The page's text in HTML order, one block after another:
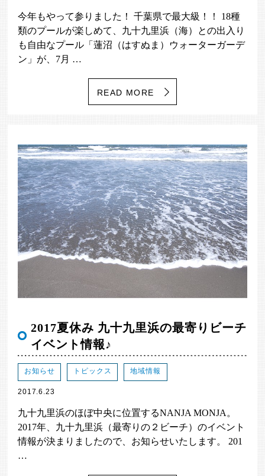
今年もやって参りました！ 千葉県で最大級！！ 18種
類のプールが楽しめて、九十九里浜（海）との出入り
も自由なプール「蓮沼（はすぬま）ウォーターガーデ
ン」が、7月 …
READ MORE
2017夏休み 九十九里浜の最寄りビーチ
イベント情報♪
お知らせ トピックス 地域情報
2017.6.23
九十九里浜のほぼ中央に位置するNANJA MONJA。
2017年、九十九里浜（最寄りの２ビーチ）のイベント
情報が決まりましたので、お知らせいたします。 201
…